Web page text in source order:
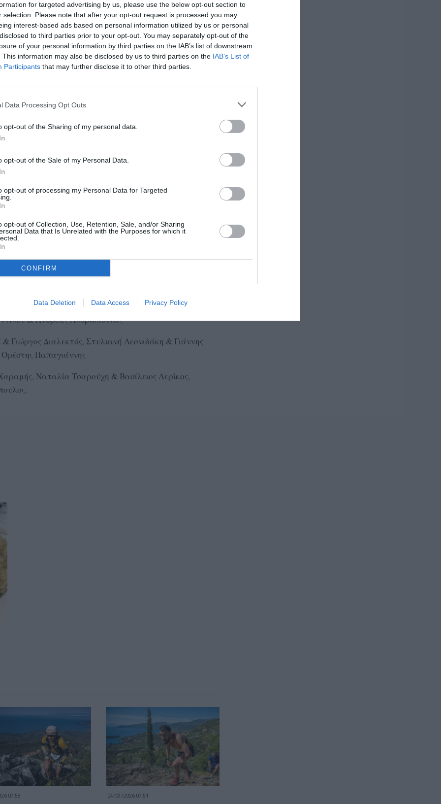
for targeted advertising by us, please use the below opt-out section to
selection. Please note that after your opt-out request is processed you may
interest-based ads based on personal information utilized by us or personal
to third parties prior to your opt-out. You may separately opt-out of the
of your personal information by third parties on the IAB’s list of downstream
This information may also be disclosed by us to third parties on the IAB’s List of
Participants that may further disclose it to other third parties.
Data Processing Opt Outs
opt-out of the Sharing of my personal data.
opt-out of the Sale of my Personal Data.
opt-out of processing my Personal Data for Targeted
opt-out of Collection, Use, Retention, Sale, and/or Sharing
Data that Is Unrelated with the Purposes for which it
CONFIRM
Data Deletion Data Access Privacy Policy
αγώνα, τα οποία αναμένεται να διασταυρωθούν
Καραγιάννη & Δημήτρης Σελέτης, Ματίνα Βανδώρου
Δεγκλέρης
& Νικόλαος Πονηρέας, Ιουστίνα Μαυροπούλου
& Ανδρέας Ανδριόπουλος
Γιώργος Διαλεκτός, Στυλιανή Λεονιδάκη & Γιάννης
Παπαγιάννης
Ναταλία Τσαρούχη & Βασίλειος Λερίκος,
07:58 04/03/2026 07:51